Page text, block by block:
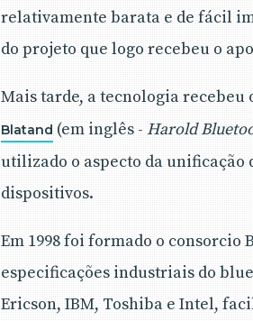
relativamente barata e de fácil
do projeto que logo recebeu o
Mais tarde, a tecnologia
Blatand (em inglês - Harold
utilizado o aspecto da unificação
dispositivos.
Em 1998 foi formado o consorcio
especificações industriais do
Ericson, IBM, Toshiba e Intel,